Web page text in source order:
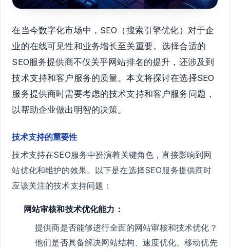
在当今数字化市场中，SEO（搜索引擎优化）对于企
业的在线可见性和业务增长至关重要。选择合适的
SEO服务提供商不仅关乎网站排名的提升，还涉及到
技术支持和客户服务的质量。本文将探讨在选择SEO
服务提供商时需要考虑的技术支持和客户服务问题，
以帮助企业做出明智的决策。
技术支持的重要性
技术支持在SEO服务中扮演着关键角色，直接影响到网
站优化和维护的效果。以下是在选择SEO服务提供商时
应该关注的技术支持问题：
网站审核和技术优化能力：
提供商是否能够进行全面的网站审核和技术优化？
他们是否具备解决网站结构、速度优化、移动优先